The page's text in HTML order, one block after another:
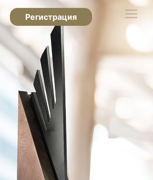
Регистрация